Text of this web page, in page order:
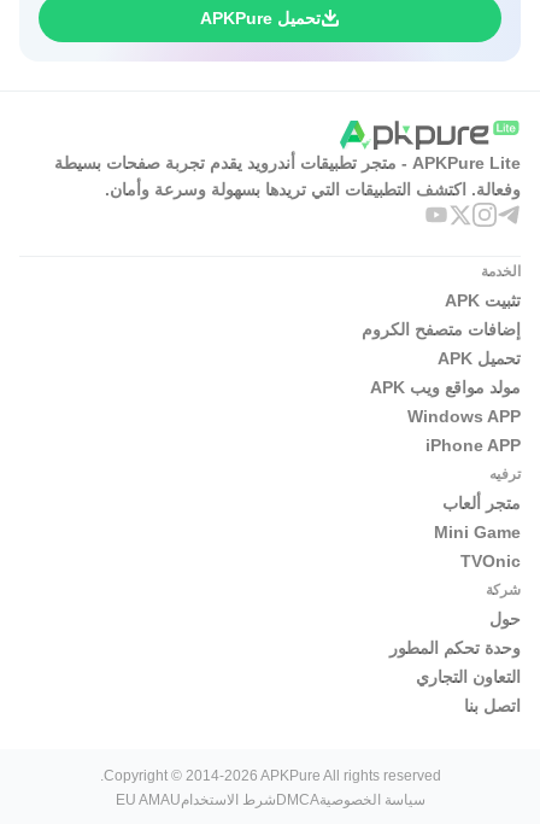
تحميل APKPure
APKPure Lite - متجر تطبيقات أندرويد يقدم تجربة صفحات بسيطة
وفعالة. اكتشف التطبيقات التي تريدها بسهولة وسرعة وأمان.
الخدمة
تثبيت APK
إضافات متصفح الكروم
تحميل APK
مولد مواقع ويب APK
Windows APP
iPhone APP
ترفيه
متجر ألعاب
Mini Game
TVOnic
شركة
حول
وحدة تحكم المطور
التعاون التجاري
اتصل بنا
Copyright © 2014-2026 APKPure All rights reserved.
سياسة الخصوصيةDMCAشرط الاستخدامEU AMAU